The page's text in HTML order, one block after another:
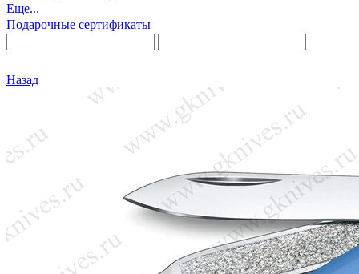
Еще...
Подарочные сертификаты
Назад